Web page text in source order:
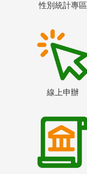
性別統計專區
線上申辦